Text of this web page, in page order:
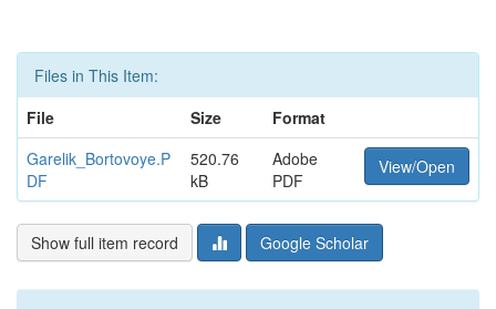
Files in This Item:
File
Size
Format
Garelik_Bortovoye.P
DF
520.76
kB
Adobe
PDF
View/Open
Show full item record Google Scholar